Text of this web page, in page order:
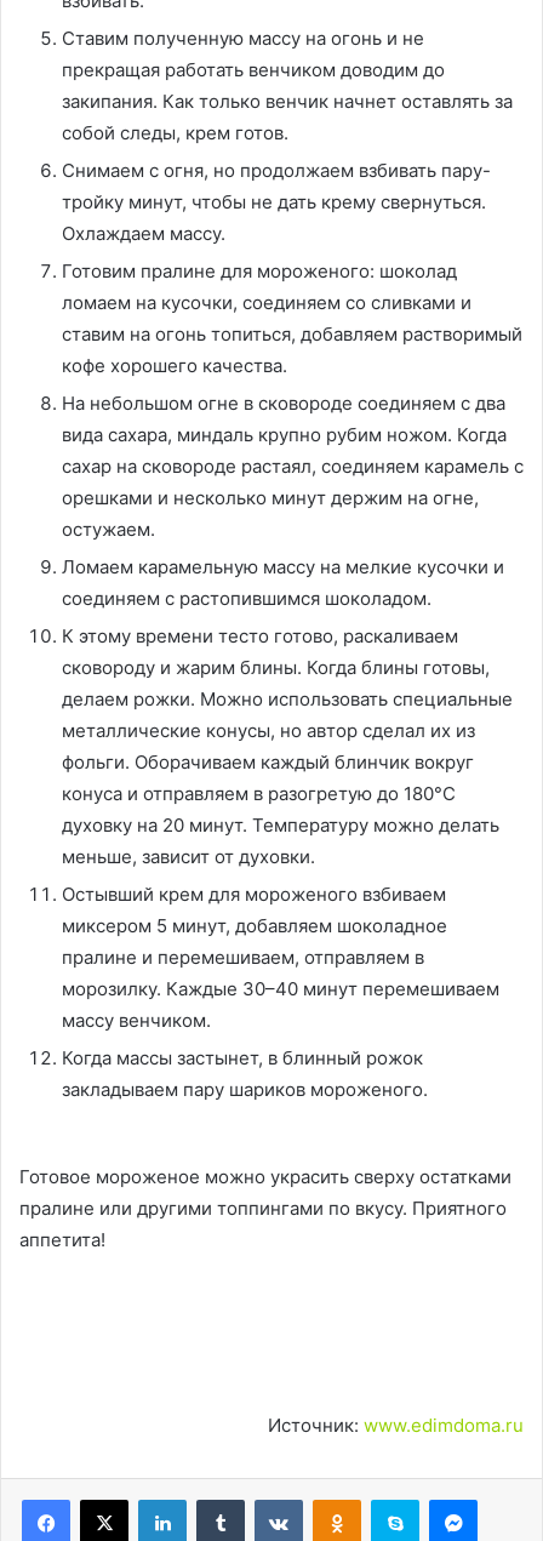
Ставим полученную массу на огонь и не
прекращая работать венчиком доводим до
закипания. Как только венчик начнет оставлять за
собой следы, крем готов.
Снимаем с огня, но продолжаем взбивать пару-
тройку минут, чтобы не дать крему свернуться.
Охлаждаем массу.
Готовим пралине для мороженого: шоколад
ломаем на кусочки, соединяем со сливками и
ставим на огонь топиться, добавляем растворимый
кофе хорошего качества.
На небольшом огне в сковороде соединяем с два
вида сахара, миндаль крупно рубим ножом. Когда
сахар на сковороде растаял, соединяем карамель с
орешками и несколько минут держим на огне,
остужаем.
Ломаем карамельную массу на мелкие кусочки и
соединяем с растопившимся шоколадом.
К этому времени тесто готово, раскаливаем
сковороду и жарим блины. Когда блины готовы,
делаем рожки. Можно использовать специальные
металлические конусы, но автор сделал их из
фольги. Оборачиваем каждый блинчик вокруг
конуса и отправляем в разогретую до 180°С
духовку на 20 минут. Температуру можно делать
меньше, зависит от духовки.
Остывший крем для мороженого взбиваем
миксером 5 минут, добавляем шоколадное
пралине и перемешиваем, отправляем в
морозилку. Каждые 30–40 минут перемешиваем
массу венчиком.
Когда массы застынет, в блинный рожок
закладываем пару шариков мороженого.
Готовое мороженое можно украсить сверху остатками
пралине или другими топпингами по вкусу. Приятного
аппетита!
Источник: www.edimdoma.ru
LinkedInTumblr ВконтактеОдноклассники
Skype